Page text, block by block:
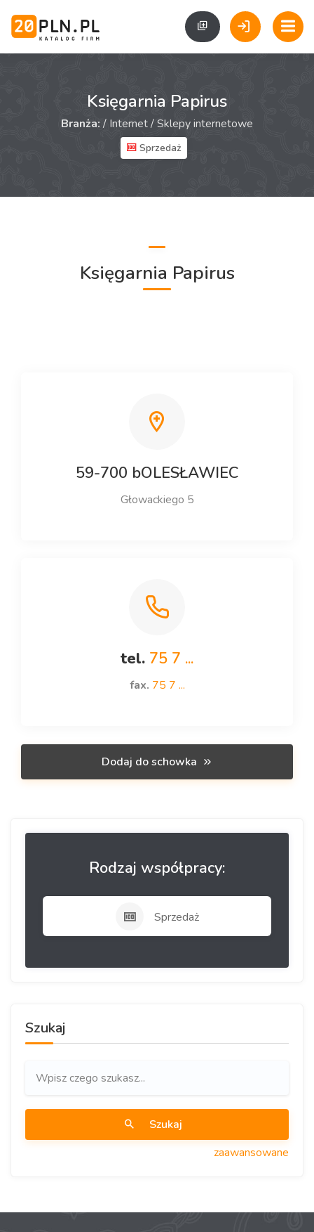
Księgarnia Papirus
Branża: / Internet/Sklepy internetowe
Sprzedaż
Księgarnia Papirus
59-700 bOLESŁAWIEC
Głowackiego 5
tel. 75 7 ...
fax. 75 7 ...
Dodaj do schowka
Rodzaj współpracy:
Sprzedaż
Szukaj
Szukaj
zaawansowane